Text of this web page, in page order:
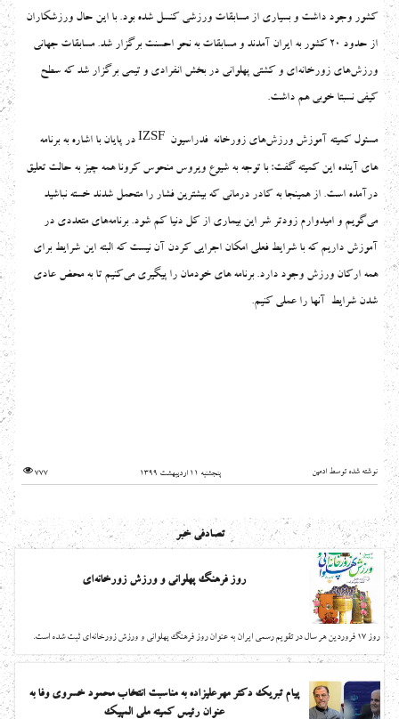
کشور وجود داشت و بسیاری از مسابقات ورزشی کنسل شده بود. با این حال ورزشکاران
از حدود 20 کشور به ایران آمدند و مسابقات به نحو احسنت برگزار شد. مسابقات جهانی
ورزش‌های زورخانه‌ای و کشتی پهلوانی در بخش انفرادی و تیمی برگزار شد که سطح
کیفی نسبتا خوبی هم داشت.
مسئول کمیته آموزش ورزش‌های زورخانه فدراسیون IZSF در پایان با اشاره به برنامه
های آینده این کمیته گفت: با توجه به شیوع ویروس منحوس کرونا همه چیز به حالت تعلیق
درآمده است. از همینجا به کادر درمانی که بیشترین فشار را متحمل شدند خسته نباشید
می‌گویم و امیدوارم زودتر شر این بیماری از کل دنیا کم شود. برنامه‌های متعددی در
آموزش داریم که با شرایط فعلی امکان اجرایی کردن آن نیست که البته این شرایط برای
همه ارکان ورزش وجود دارد. برنامه های خودمان را پیگیری می‌کنیم تا به محض عادی
شدن شرایط آنها را عملی کنیم.
نوشته شده توسط ادمین پنجشنبه 11 اردیبهشت 1399 777
تصادفی خبر
روز فرهنگ پهلوانی و ورزش زورخانه‌ای
روز 17 فروردین هر سال در تقویم رسمی ایران به عنوان روز فرهنگ پهلوانی و ورزش زورخانه‌ای ثبت شده است.
پیام تبریک دکتر مهرعلیزاده به مناسبت انتخاب محمود خسروی وفا به
عنوان رئیس کمیته ملی المپیک